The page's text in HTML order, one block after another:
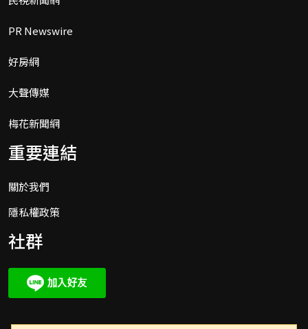
駐關島台北經濟文化辦事處前處長陳盈連，涉嫌訛
詐房租補助費約10萬美元。翻攝駐關島台北經濟文
化辦事處官網
台北地檢署於28日約談外交部前駐關島
處長陳盈連，調查其涉嫌在駐洛杉磯期
幣327萬元）的貪污案件。